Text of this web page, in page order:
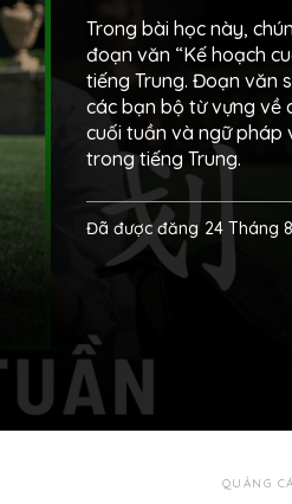
Trong bài học này,
đoạn văn “Kế hoạch
tiếng Trung. Đoạn văn
các bạn bộ từ vựng về
cuối tuần và ngữ pháp
trong tiếng Trung.
Đã được đăng 24 Tháng
QUẢNG